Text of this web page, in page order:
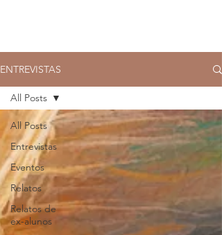
ENTREVISTAS
All Posts
Entrevistas
Eventos
Relatos
Relatos de
ex-alunos
All Posts